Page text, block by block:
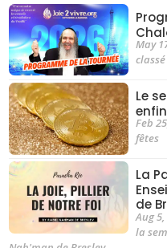
May
classé
Le
Feb
fêtes
La
de
Aug 5,
la